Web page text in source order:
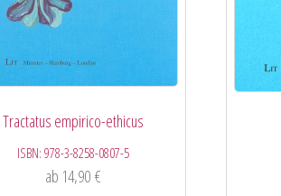
Tractatus empirico-ethicus
ISBN: 978-3-8258-0807-5
ab 14,90 €